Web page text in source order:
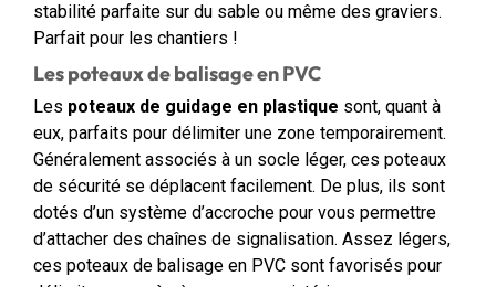
stabilité parfaite sur du sable ou même des graviers.
Parfait pour les chantiers !
Les poteaux de balisage en PVC
Les poteaux de guidage en plastique sont, quant à
eux, parfaits pour délimiter une zone temporairement.
Généralement associés à un socle léger, ces poteaux
de sécurité se déplacent facilement. De plus, ils sont
dotés d’un système d’accroche pour vous permettre
d’attacher des chaînes de signalisation. Assez légers,
ces poteaux de balisage en PVC sont favorisés pour